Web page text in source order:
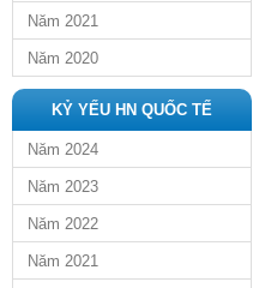
Năm 2021
Năm 2020
KỶ YẾU HN QUỐC TẾ
Năm 2024
Năm 2023
Năm 2022
Năm 2021